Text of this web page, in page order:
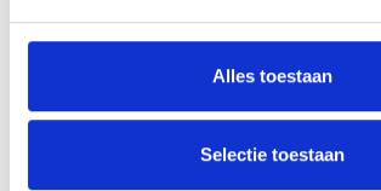
Alles toestaan
Selectie toestaan